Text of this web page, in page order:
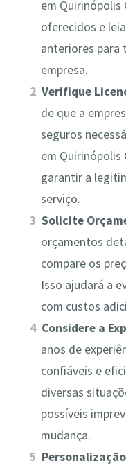
em Quirinópolis
oferecidos e
anteriores para
empresa.
Verifique
de que a
seguros
em Quirinópolis
garantir a
serviço.
Solicite
orçamentos
compare os
Isso ajudará a
com custos
Considere a
anos de
confiáveis e
diversas
possíveis
mudança.